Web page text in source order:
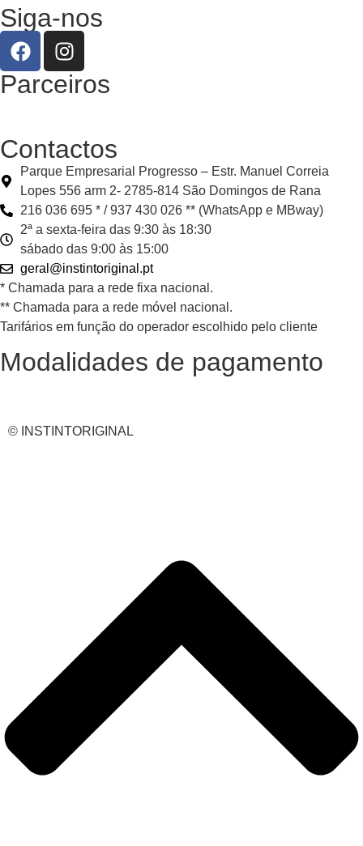
Siga-nos
Parceiros
Contactos
Parque Empresarial Progresso – Estr. Manuel Correia
Lopes 556 arm 2- 2785-814 São Domingos de Rana
216 036 695 * / 937 430 026 ** (WhatsApp e MBway)
2ª a sexta-feira das 9:30 às 18:30
sábado das 9:00 às 15:00
geral@instintoriginal.pt
* Chamada para a rede fixa nacional.
** Chamada para a rede móvel nacional.
Tarifários em função do operador escolhido pelo cliente
Modalidades de pagamento
© INSTINTORIGINAL